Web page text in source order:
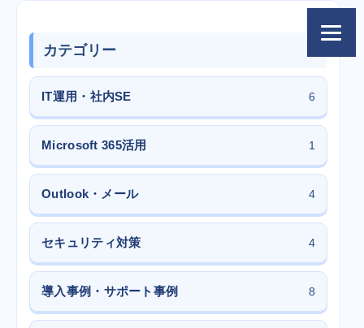
カテゴリー
IT運用・社内SE 6
Microsoft 365活用 1
Outlook・メール 4
セキュリティ対策 4
導入事例・サポート事例 8